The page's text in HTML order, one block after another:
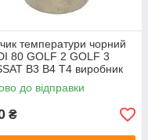
температури чорний
80 GOLF 2 GOLF 3
B3 B4 T4 виробник
Німеччина
до відправки
₴